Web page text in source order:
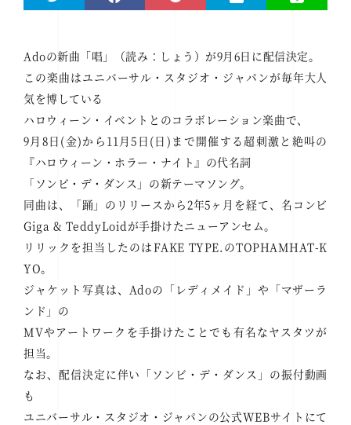
Adoの新曲「唱」（読み：しょう）が9月6日に配信決定。
この楽曲はユニバーサル・スタジオ・ジャパンが毎年大人
気を博している
ハロウィーン・イベントとのコラボレーション楽曲で、
9月8日(金)から11月5日(日)まで開催する超刺激と絶叫の
『ハロウィーン・ホラー・ナイト』の代名詞
「ソンビ・デ・ダンス」の新テーマソング。
同曲は、「踊」のリリースから2年5ヶ月を経て、名コンビ
Giga & TeddyLoidが手掛けたニューアンセム。
リリックを担当したのはFAKE TYPE.のTOPHAMHAT-K
YO。
ジャケット写真は、Adoの「レディメイド」や「マザーラ
ンド」の
MVやアートワークを手掛けたことでも有名なヤスタツが
担当。
なお、配信決定に伴い「ソンビ・デ・ダンス」の振付動画
も
ユニバーサル・スタジオ・ジャパンの公式WEBサイトにて